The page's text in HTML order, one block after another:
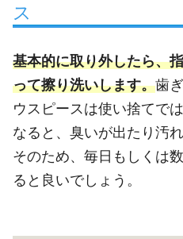
ス
基本的に取り外したら、
って擦り洗いします。歯
ウスピースは使い捨てで
なると、臭いが出たり汚
そのため、毎日もしくは
ると良いでしょう。